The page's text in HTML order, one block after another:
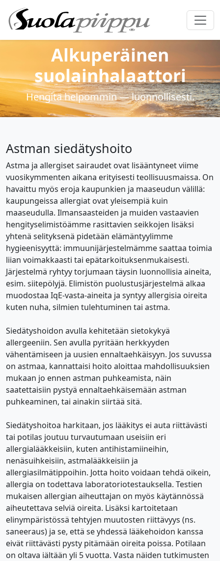
Alkuperäinen
suolainhalaattori
Hengitä helpommin — luonnollisesti.
Astman siedätyshoito
Astma ja allergiset sairaudet ovat lisääntyneet viime
vuosikymmenten aikana erityisesti teollisuusmaissa. On
havaittu myös eroja kaupunkien ja maaseudun välillä:
kaupungeissa allergiat ovat yleisempiä kuin
maaseudulla. Ilmansaasteiden ja muiden vastaavien
hengityselimistöämme rasittavien seikkojen lisäksi
yhtenä selityksenä pidetään elämäntyylimme
hygieenisyyttä: immuunijärjestelmämme saattaa toimia
liian voimakkaasti tai epätarkoituksenmukaisesti.
Järjestelmä ryhtyy torjumaan täysin luonnollisia aineita,
esim. siitepölyjä. Elimistön puolustusjärjestelmä alkaa
muodostaa IqE-vasta-aineita ja syntyy allergisia oireita
kuten nuha, silmien tulehtuminen tai astma.
Siedätyshoidon avulla kehitetään sietokykyä
allergeeniin. Sen avulla pyritään herkkyyden
vähentämiseen ja uusien ennaltaehkäisyyn. Jos suvussa
on astmaa, kannattaisi hoito aloittaa mahdollisuuksien
mukaan jo ennen astman puhkeamista, näin
saatettaisiin pystyä ennaltaehkäisemään astman
puhkeaminen, tai ainakin siirtää sitä.
Siedätyshoitoa harkitaan, jos lääkitys ei auta riittävästi
tai potilas joutuu turvautumaan useisiin eri
allergialääkkeisiin, kuten antihistamiineihin,
nenäsuihkeisiin, astmalääkkeisiin ja
allergiasilmätippoihin. Jotta hoito voidaan tehdä oikein,
allergia on todettava laboratoriotestauksella. Testien
mukaisen allergian aiheuttajan on myös käytännössä
aiheutettava selviä oireita. Lisäksi kartoitetaan
elinympäristössä tehtyjen muutosten riittävyys (ns.
saneeraus) ja se, että se yhdessä lääkehoidon kanssa
eivät riittävästi pysty pitämään oireita poissa. Potilaan
on oltava iältään yli 5 vuotta. Vasta näiden tutkimusten